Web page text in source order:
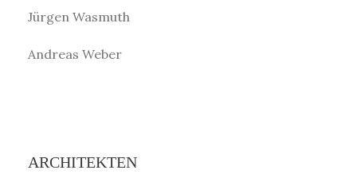
Jürgen Wasmuth
Andreas Weber
ARCHITEKTEN